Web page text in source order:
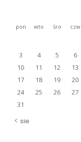
pon wto śro czw
sie
3
4 5 6
10
11 12 13
17
18 19 20
24
25 26 27
31